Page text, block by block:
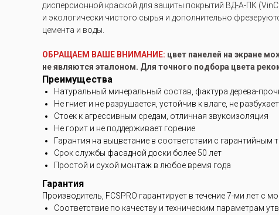
дисперсионной краской для защиты покрытий ВД-А-ПК
и экологически чистого сырья и дополнительно
цемента и воды.
ОБРАЩАЕМ ВАШЕ ВНИМАНИЕ: цвет панелей на экране
не являются эталоном. Для точного подбора цвета
Преимущества
Натуральный минеральный состав, фактура дерева-
Не гниет и не разрушается, устойчив к влаге, не разбухает
Стоек к агрессивным средам, отличная звукоизоляция
Не горит и не поддерживает горение
Гарантия на выцветание в соответствии с гарантийным
Срок службы фасадной доски более 50 лет
Простой и сухой монтаж в любое время года
Гарантия
Производитель, FCSPRO гарантирует в течение 7-ми лет с
Соответствие по качеству и техническим параметрам